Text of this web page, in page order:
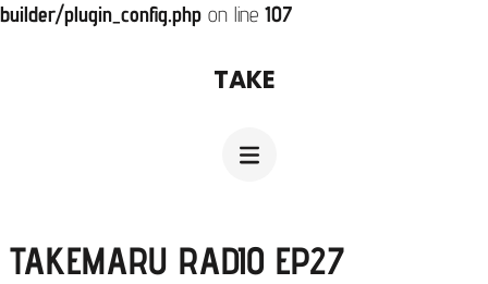
builder/plugin_config.php on line 107
へ
TAKE
TAKEMARU RADIO EP27